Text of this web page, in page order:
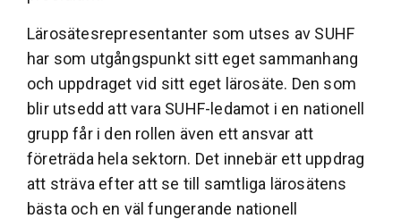
Lärosätesrepresentanter som utses av SUHF
har som utgångspunkt sitt eget sammanhang
och uppdraget vid sitt eget lärosäte. Den som
blir utsedd att vara SUHF-ledamot i en nationell
grupp får i den rollen även ett ansvar att
företräda hela sektorn. Det innebär ett uppdrag
att sträva efter att se till samtliga lärosätens
bästa och en väl fungerande nationell